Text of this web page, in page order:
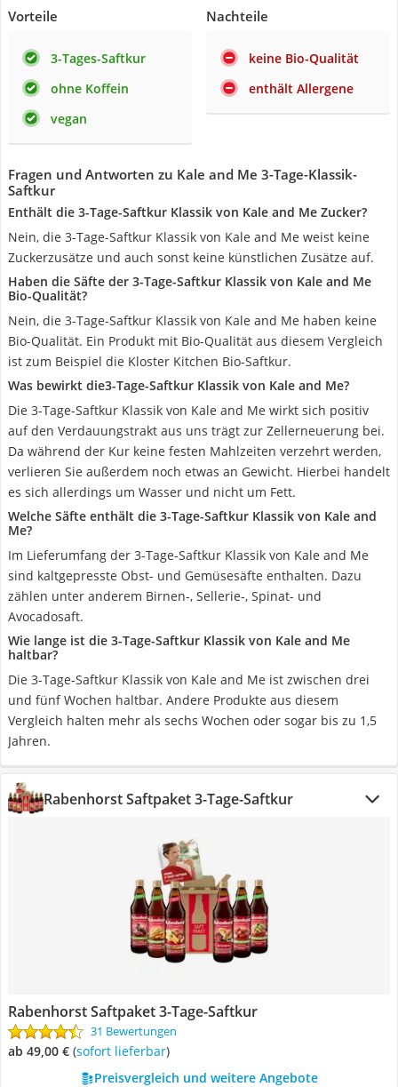
Vorteile
3-Tages-Saftkur
ohne Koffein
vegan
Nachteile
keine Bio-Qualität
enthält Allergene
Fragen und Antworten zu Kale and Me 3-Tage-Klassik-
Saftkur
Enthält die 3-Tage-Saftkur Klassik von Kale and Me Zucker?
Nein, die 3-Tage-Saftkur Klassik von Kale and Me weist keine
Zuckerzusätze und auch sonst keine künstlichen Zusätze auf.
Haben die Säfte der 3-Tage-Saftkur Klassik von Kale and Me
Bio-Qualität?
Nein, die 3-Tage-Saftkur Klassik von Kale and Me haben keine
Bio-Qualität. Ein Produkt mit Bio-Qualität aus diesem Vergleich
ist zum Beispiel die Kloster Kitchen Bio-Saftkur.
Was bewirkt die3-Tage-Saftkur Klassik von Kale and Me?
Die 3-Tage-Saftkur Klassik von Kale and Me wirkt sich positiv
auf den Verdauungstrakt aus uns trägt zur Zellerneuerung bei.
Da während der Kur keine festen Mahlzeiten verzehrt werden,
verlieren Sie außerdem noch etwas an Gewicht. Hierbei handelt
es sich allerdings um Wasser und nicht um Fett.
Welche Säfte enthält die 3-Tage-Saftkur Klassik von Kale and
Me?
Im Lieferumfang der 3-Tage-Saftkur Klassik von Kale and Me
sind kaltgepresste Obst- und Gemüsesäfte enthalten. Dazu
zählen unter anderem Birnen-, Sellerie-, Spinat- und
Avocadosaft.
Wie lange ist die 3-Tage-Saftkur Klassik von Kale and Me
haltbar?
Die 3-Tage-Saftkur Klassik von Kale and Me ist zwischen drei
und fünf Wochen haltbar. Andere Produkte aus diesem
Vergleich halten mehr als sechs Wochen oder sogar bis zu 1,5
Jahren.
Rabenhorst Saftpaket 3-Tage-Saftkur
Rabenhorst Saftpaket 3-Tage-Saftkur
31 Bewertungen
ab 49,00 € ( Sofort lieferbar)
Preisvergleich und weitere Angebote